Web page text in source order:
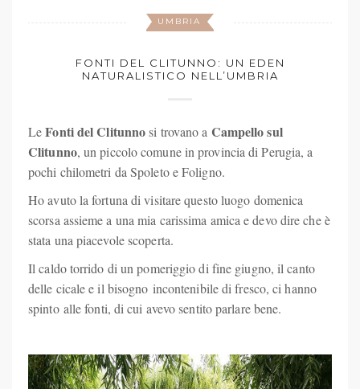
UMBRIA
FONTI DEL CLITUNNO: UN EDEN
NATURALISTICO NELL’UMBRIA
LeFonti del Clitunnosi trovano a Campello sul
Clitunno, un piccolo comune in provincia di Perugia, a
pochi chilometri da Spoleto e Foligno.
Ho avuto la fortuna di visitare questo luogo domenica
scorsa assieme a una mia carissima amica e devo dire che è
stata una piacevole scoperta.
Il caldo torrido di un pomeriggio di fine giugno, il canto
delle cicale e il bisogno incontenibile di fresco, ci hanno
spintoalle fonti, di cui avevo sentito parlare bene.